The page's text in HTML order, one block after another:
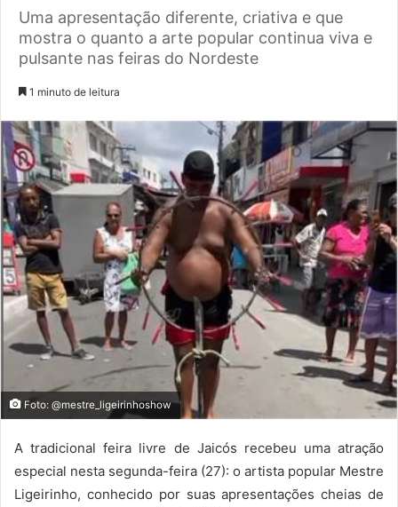
Uma apresentação diferente, criativa e que
mostra o quanto a arte popular continua viva e
pulsante nas feiras do Nordeste
1 minuto de leitura
Foto: @mestre_ligeirinhoshow
A tradicional feira livre de Jaicós recebeu uma atração
especial nesta segunda-feira (27): o artista popular Mestre
Ligeirinho, conhecido por suas apresentações cheias de